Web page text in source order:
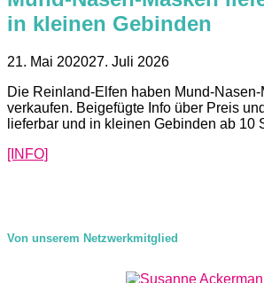
in kleinen Gebinden
21. Mai 202027. Juli 2026
Die Reinland-Elfen haben Mund-Nasen-
verkaufen. Beigefügte Info über Preis
lieferbar und in kleinen Gebinden ab 10
[INFO]
Von unserem Netzwerkmitglied